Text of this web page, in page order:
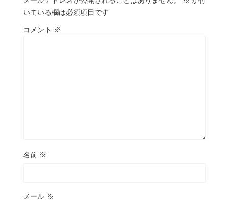
いている欄は必須項目です
コメント ※
名前 ※
メール ※